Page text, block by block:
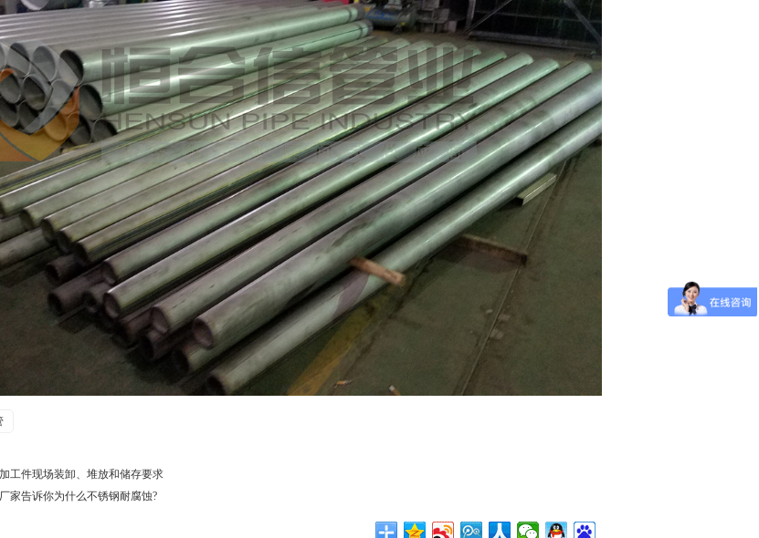
工件现场装卸、堆放和储存要求
家告诉你为什么不锈钢耐腐蚀?